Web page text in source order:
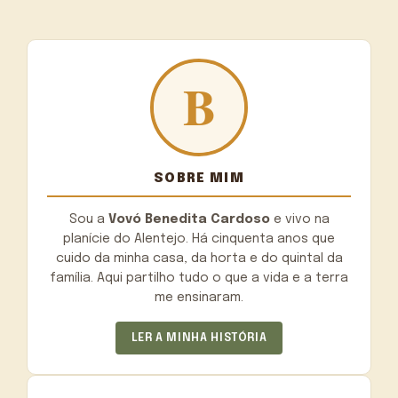
SOBRE MIM
Sou a Vovó Benedita Cardosoe vivo na
planície do Alentejo. Há cinquenta anos que
cuido da minha casa, da horta e do quintal da
família. Aqui partilho tudo o que a vida e a terra
me ensinaram.
LER A MINHA HISTÓRIA